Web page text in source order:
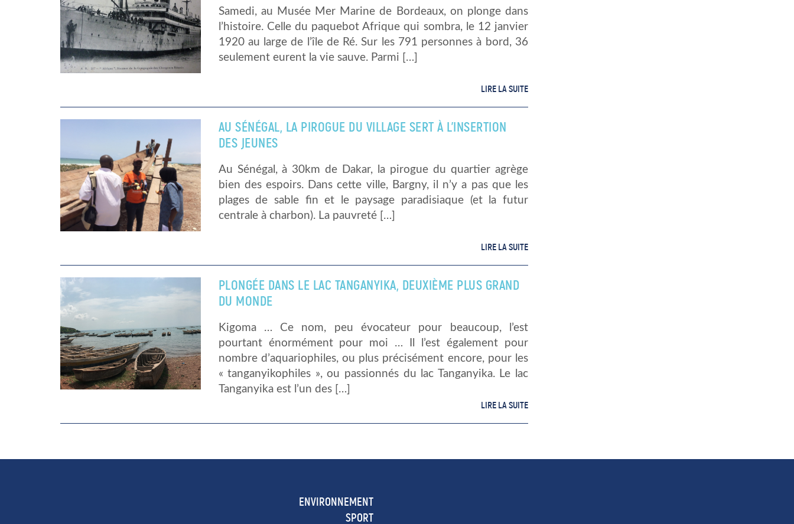
Samedi, au Musée Mer Marine de Bordeaux, on plonge dans
l’histoire. Celle du paquebot Afrique qui sombra, le 12 janvier
1920 au large de l’île de Ré. Sur les 791 personnes à bord, 36
seulement eurent la vie sauve. Parmi […]
LIRE LA SUITE
AU SÉNÉGAL, LA PIROGUE DU VILLAGE SERT À L’INSERTION
DES JEUNES
Au Sénégal, à 30km de Dakar, la pirogue du quartier agrège
bien des espoirs. Dans cette ville, Bargny, il n’y a pas que les
plages de sable fin et le paysage paradisiaque (et la futur
centrale à charbon). La pauvreté […]
LIRE LA SUITE
PLONGÉE DANS LE LAC TANGANYIKA, DEUXIÈME PLUS GRAND
DU MONDE
Kigoma … Ce nom, peu évocateur pour beaucoup, l’est
pourtant énormément pour moi … Il l’est également pour
nombre d’aquariophiles, ou plus précisément encore, pour les
« tanganyikophiles », ou passionnés du lac Tanganyika. Le lac
Tanganyika est l’un des […]
LIRE LA SUITE
ENVIRONNEMENT
SPORT